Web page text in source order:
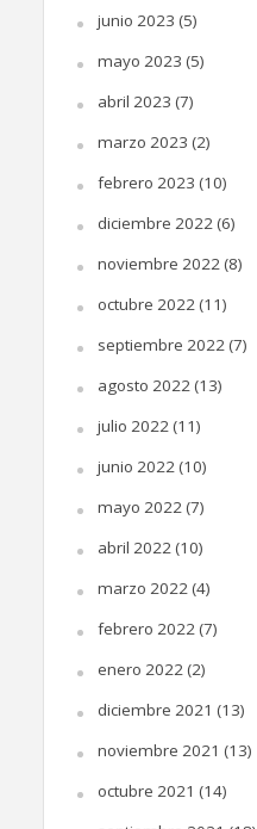
junio 2023 (5)
mayo 2023 (5)
abril 2023 (7)
marzo 2023 (2)
febrero 2023 (10)
diciembre 2022(6)
noviembre 2022(8)
octubre 2022(11)
septiembre 2022(7)
agosto 2022(13)
julio 2022(11)
junio 2022(10)
mayo 2022(7)
abril 2022(10)
marzo 2022(4)
febrero 2022(7)
enero 2022(2)
diciembre 2021 (13)
noviembre 2021 (13)
octubre 2021 (14)